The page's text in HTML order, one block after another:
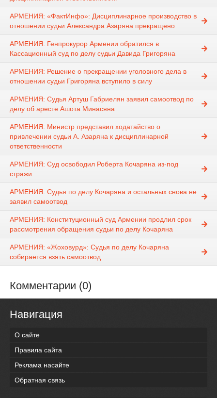
АРМЕНИЯ: «ФактИнфо»: Дисциплинарное производство в
отношении судьи Александра Азаряна прекращено
АРМЕНИЯ: Генпрокурор Армении обратился в
Кассационный суд по делу судьи Давида Григоряна
АРМЕНИЯ: Решение о прекращении уголовного дела в
отношении судьи Григоряна вступило в силу
АРМЕНИЯ: Судья Артуш Габриелян заявил самоотвод по
делу об аресте Ашота Минасяна
АРМЕНИЯ: Министр представил ходатайство о
привлечении судьи А. Азаряна к дисциплинарной
ответственности
АРМЕНИЯ: Суд освободил Роберта Кочаряна из-под
стражи
АРМЕНИЯ: Судья по делу Кочаряна и остальных снова не
заявил самоотвод
АРМЕНИЯ: Конституционный суд Армении продлил срок
рассмотрения обращения судьи по делу Кочаряна
АРМЕНИЯ: «Жоховурд»: Судья по делу Кочаряна
собирается взять самоотвод
Комментарии (0)
Навигация
О сайте
Правила сайта
Реклама насайте
Обратная связь